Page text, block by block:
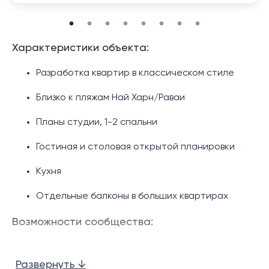
Характеристики объекта:
Разработка квартир в классическом стиле
Близко к пляжам Най Харн/Раваи
Планы студии, 1-2 спальни
Гостиная и столовая открытой планировки
Кухня
Отдельные балконы в больших квартирах
Возможности сообщества:
Развернуть ↓